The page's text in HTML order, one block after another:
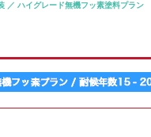
／ ハイグレード無機フッ素塗料プラン